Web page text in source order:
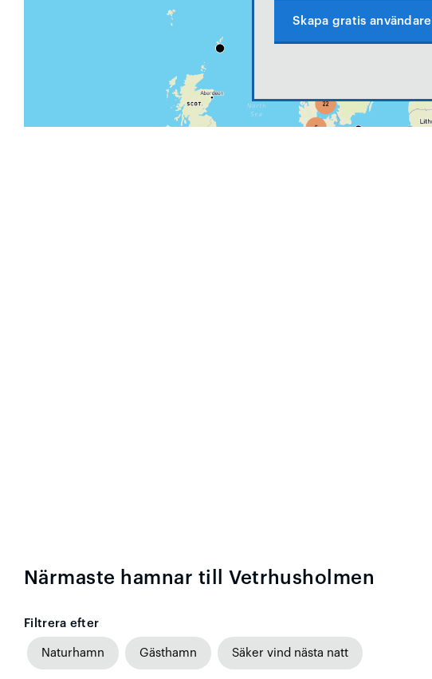
Skapa gratis användare
Närmaste hamnar till Vetrhusholmen
Filtrera efter
Naturhamn Gästhamn Säker vind nästa natt